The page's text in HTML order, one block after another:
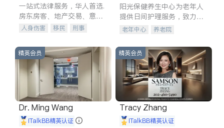
一站式法律服务，华人首选.
房东房客、地产交易、意外
伤害、车祸重伤、商业诉
建筑合同、刑事案件全包办
人身伤害 移民
刑事
信托/遗嘱
商业
商标注册
索赔
律师-其它
阳光保健养生中心为老年人
提供日间护理服务，致力于
通过持续的护理创新来有效
老年中心 养老院
精英会员
Dr. Ming Wang
iTalkBB精英认证
精英会员
Tracy Zhang
iTalkBB精英认证